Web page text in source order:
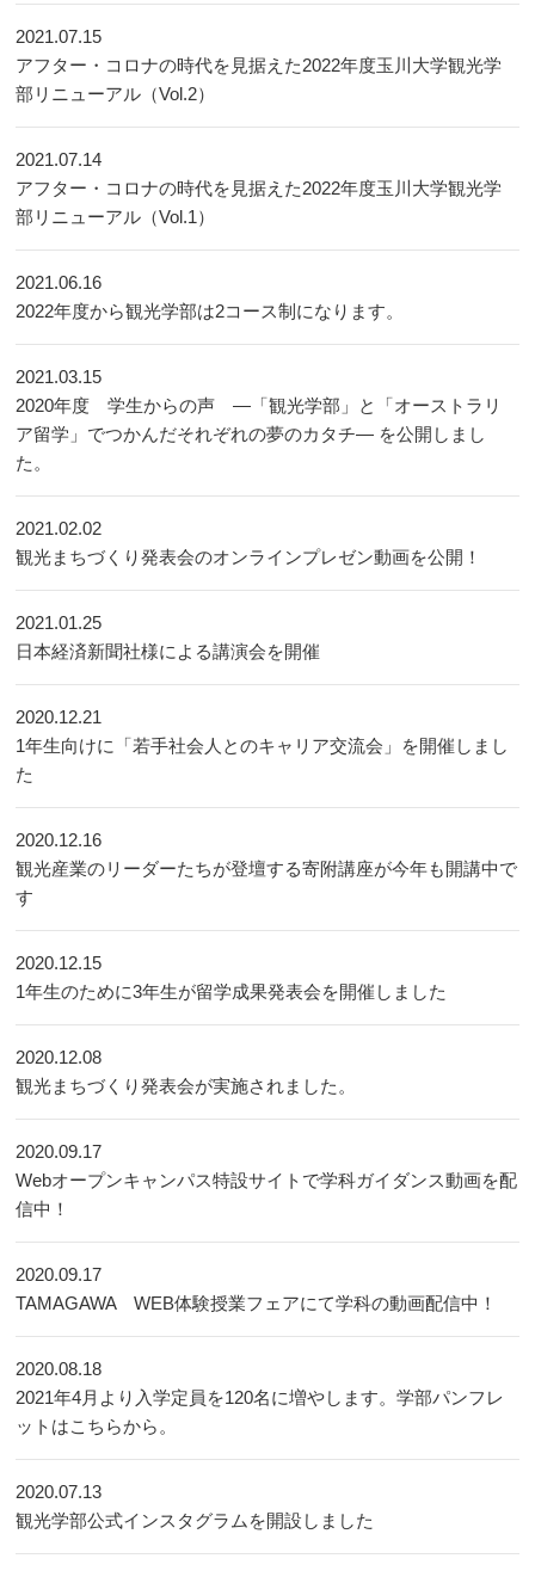
2021.07.15
アフター・コロナの時代を見据えた2022年度玉川大学観光学
部リニューアル（Vol.2）
2021.07.14
アフター・コロナの時代を見据えた2022年度玉川大学観光学
部リニューアル（Vol.1）
2021.06.16
2022年度から観光学部は2コース制になります。
2021.03.15
2020年度 学生からの声 ―「観光学部」と「オーストラリ
ア留学」でつかんだそれぞれの夢のカタチ― を公開しまし
た。
2021.02.02
観光まちづくり発表会のオンラインプレゼン動画を公開！
2021.01.25
日本経済新聞社様による講演会を開催
2020.12.21
1年生向けに「若手社会人とのキャリア交流会」を開催しまし
た
2020.12.16
観光産業のリーダーたちが登壇する寄附講座が今年も開講中で
す
2020.12.15
1年生のために3年生が留学成果発表会を開催しました
2020.12.08
観光まちづくり発表会が実施されました。
2020.09.17
Webオープンキャンパス特設サイトで学科ガイダンス動画を配
信中！
2020.09.17
TAMAGAWA WEB体験授業フェアにて学科の動画配信中！
2020.08.18
2021年4月より入学定員を120名に増やします。学部パンフレ
ットはこちらから。
2020.07.13
観光学部公式インスタグラムを開設しました